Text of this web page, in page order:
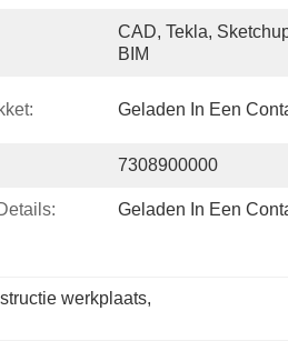
CAD, Tekla,
BIM
Geladen In Een
7308900000
Geladen In Een
werkplaats,